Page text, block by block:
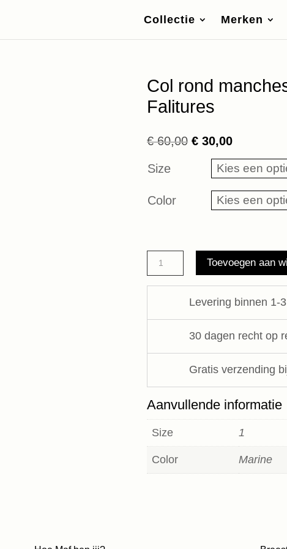
Collectie Merken
Col rond
Falitures
€60,00 Oorspronkelijke
prijs
€ 30,00Huidige
prijs
is:
Size
Color
Col
rond
manches
Majestic
Falitures
Toevoegen aan
Levering binnen 1-
30 dagen recht op
Gratis verzending
Aanvullende informatie
Size 1
Color Marine